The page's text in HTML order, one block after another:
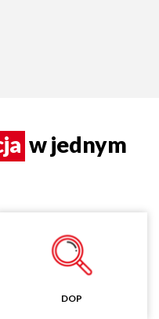
w jednym
DOP